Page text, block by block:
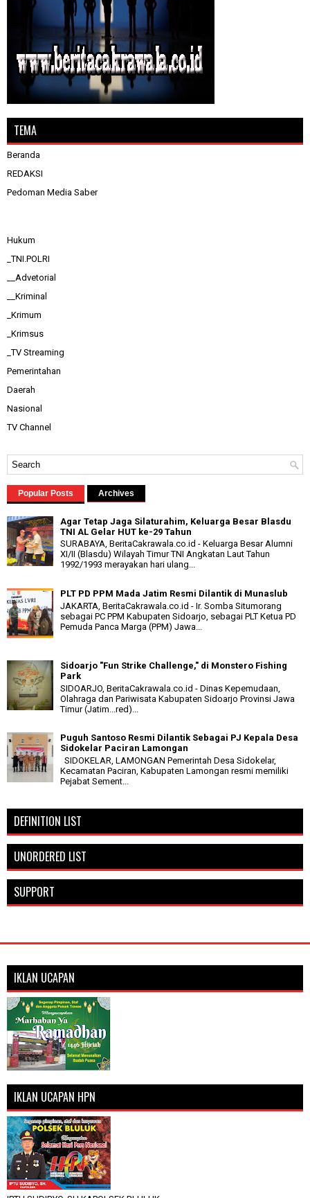
TEMA
Beranda
REDAKSI
Pedoman Media Saber
Hukum
_TNI.POLRI
__Advetorial
__Kriminal
_Krimum
_Krimsus
_TV Streaming
Pemerintahan
Daerah
Nasional
TV Channel
Popular Posts Archives
Agar Tetap Jaga Silaturahim, Keluarga Besar Blasdu
TNI AL Gelar HUT ke-29 Tahun
SURABAYA, BeritaCakrawala.co.id - Keluarga Besar Alumni
XI/II (Blasdu) Wilayah Timur TNI Angkatan Laut Tahun
1992/1993 merayakan hari ulang...
PLT PD PPM Mada Jatim Resmi Dilantik di Munaslub
JAKARTA, BeritaCakrawala.co.id - Ir. Somba Situmorang
sebagai PC PPM Kabupaten Sidoarjo, sebagai PLT Ketua PD
Pemuda Panca Marga (PPM) Jawa...
Sidoarjo "Fun Strike Challenge," di Monstero Fishing
Park
SIDOARJO, BeritaCakrawala.co.id - Dinas Kepemudaan,
Olahraga dan Pariwisata Kabupaten Sidoarjo Provinsi Jawa
Timur (Jatim...red)...
Puguh Santoso Resmi Dilantik Sebagai PJ Kepala Desa
Sidokelar Paciran Lamongan
SIDOKELAR, LAMONGAN Pemerintah Desa Sidokelar,
Kecamatan Paciran, Kabupaten Lamongan resmi memiliki
Pejabat Sement...
DEFINITION LIST
UNORDERED LIST
SUPPORT
IKLAN UCAPAN
IKLAN UCAPAN HPN